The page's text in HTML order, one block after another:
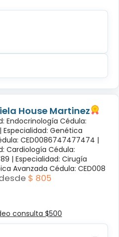
House Martinez
Endocrinología Cédula:
Especialidad: Genética
CED0086747477474 |
Cardiología Cédula:
| Especialidad: Cirugía
Avanzada Cédula: CED008
$ 805
consulta $500